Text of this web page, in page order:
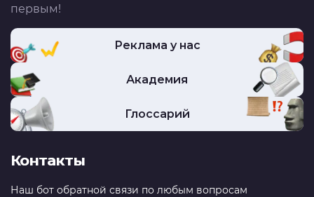
первым!
Реклама у нас
Академия
Глоссарий
Контакты
Наш бот обратной связи по любым вопросам